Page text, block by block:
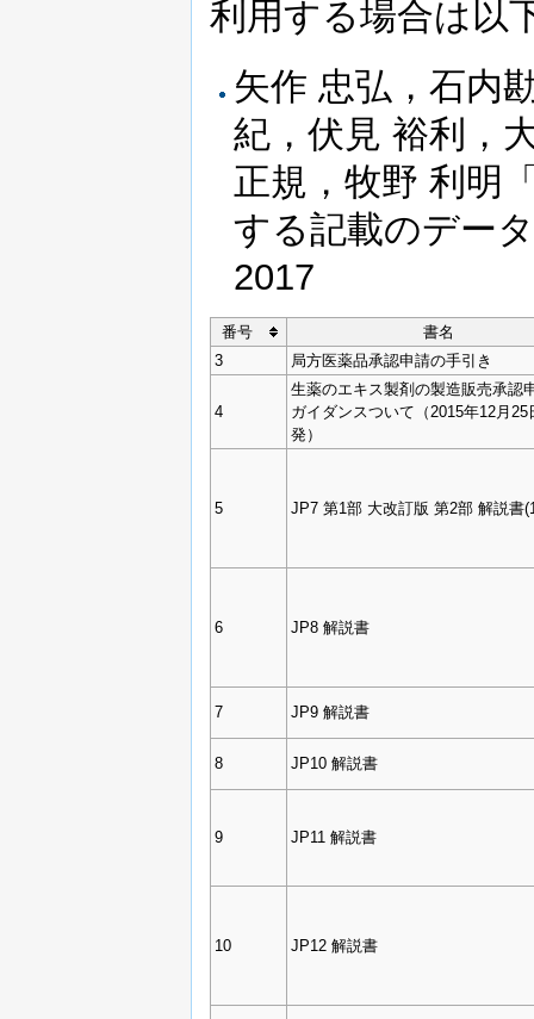
利用する場合は以
矢作 忠弘，石内
紀，伏見 裕利，
正規，牧野 利明
する記載のデー
2017
番号
書名
3
局方医薬品承認申請の手引き
4
生薬のエキス製剤の製造販売承認
ガイダンスついて（2015年12月25
発）
5 JP7 第1部 大改訂版 第2部 解説書
6 JP8 解説書
7 JP9 解説書
8 JP10 解説書
9 JP11 解説書
10 JP12 解説書